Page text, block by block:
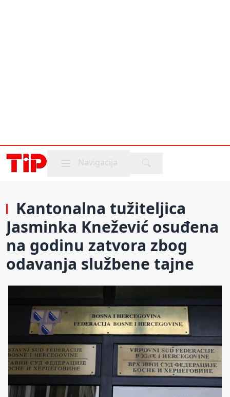
Mobile menu
Navigacija
Kantonalna tužiteljica
Jasminka Knežević osuđena
na godinu zatvora zbog
odavanja službene tajne